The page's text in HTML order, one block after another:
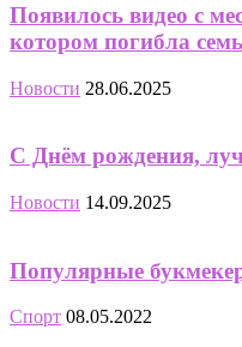
Появилось видео с
котором погибла
Новости 28.06.2025
С Днём рождения,
Новости 14.09.2025
Популярные
Спорт 08.05.2022